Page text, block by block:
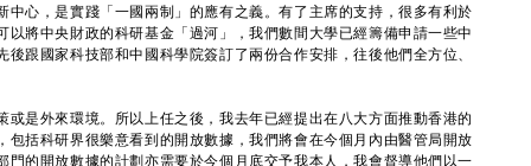
心，是實踐「一國兩制」的應有之義。有了主席的支持，很多有利於
將中央財政的科研基金「過河」，我們數間大學已經籌備申請一些中
跟國家科技部和中國科學院簽訂了兩份合作安排，往後他們全方位、
外來環境。所以上任之後，我去年已經提出在八大方面推動香港的
括科研界很樂意看到的開放數據，我們將會在今個月內由醫管局開放
的開放數據的計劃亦需要於今個月底交予我本人，我會督導他們以一